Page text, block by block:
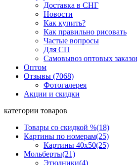
Доставка в СНГ
Новости
Как купить?
Как правильно рисовать
Частые вопросы
Для СП
Самовывоз оптовых
Оптом
Отзывы (7068)
Фотогалерея
Акции и скидки
категории товаров
Товары со скидкой %(18)
Картины по номерам(25)
Картины 40x50(25)
Мольберты(21)
Этюдники(4)